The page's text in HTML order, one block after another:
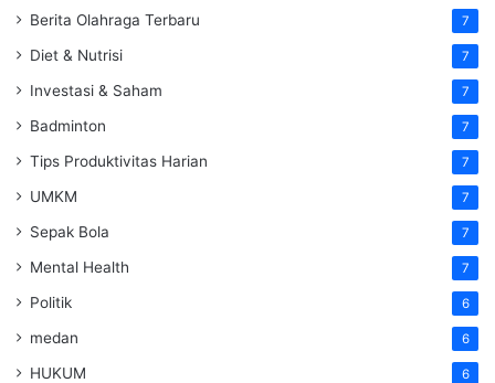
Berita Olahraga Terbaru 7
Diet & Nutrisi 7
Investasi & Saham 7
Badminton 7
Tips Produktivitas Harian 7
UMKM 7
Sepak Bola 7
Mental Health 7
Politik 6
medan 6
HUKUM 6